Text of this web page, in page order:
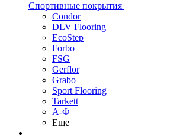
Спортивные покрытия
Condor
DLV Flooring
EcoStep
Forbo
FSG
Gerflor
Grabo
Sport Flooring
Tarkett
А-Ф
Еще